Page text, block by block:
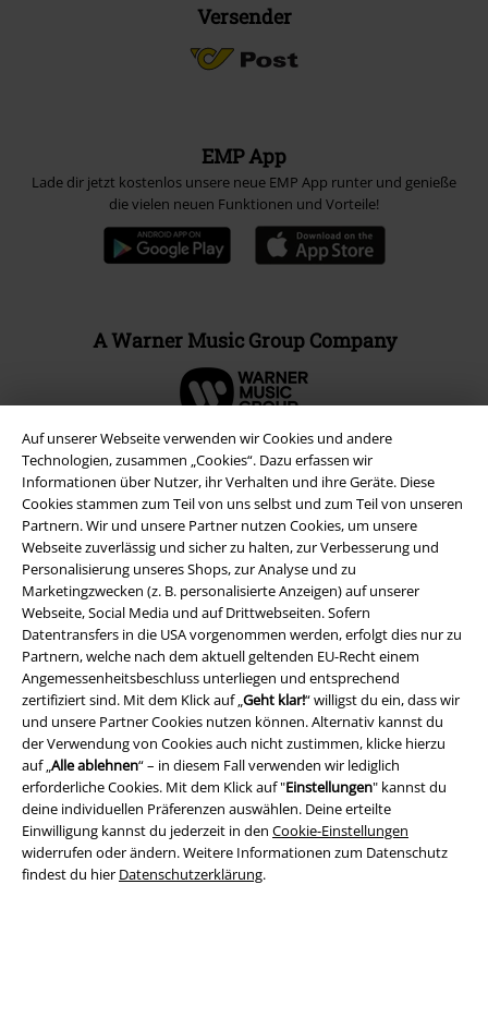
Auf unserer Webseite verwenden wir Cookies und andere
Technologien, zusammen „Cookies“. Dazu erfassen wir
Informationen über Nutzer, ihr Verhalten und ihre Geräte. Diese
Cookies stammen zum Teil von uns selbst und zum Teil von unseren
Partnern. Wir und unsere Partner nutzen Cookies, um unsere
Webseite zuverlässig und sicher zu halten, zur Verbesserung und
Personalisierung unseres Shops, zur Analyse und zu
Marketingzwecken (z. B. personalisierte Anzeigen) auf unserer
Webseite, Social Media und auf Drittwebseiten. Sofern
Datentransfers in die USA vorgenommen werden, erfolgt dies nur zu
Partnern, welche nach dem aktuell geltenden EU-Recht einem
Angemessenheitsbeschluss unterliegen und entsprechend
zertifiziert sind. Mit dem Klick auf „Geht klar!“ willigst du ein, dass wir
und unsere Partner Cookies nutzen können. Alternativ kannst du
der Verwendung von Cookies auch nicht zustimmen, klicke hierzu
auf „Alle ablehnen“ – in diesem Fall verwenden wir lediglich
erforderliche Cookies. Mit dem Klick auf "Einstellungen" kannst du
deine individuellen Präferenzen auswählen. Deine erteilte
Einwilligung kannst du jederzeit in den Cookie-Einstellungen
widerrufen oder ändern. Weitere Informationen zum Datenschutz
findest du hier Datenschutzerklärung.
Versender
EMP App
Lade dir jetzt kostenlos unsere neue EMP App runter und genieße
die vielen neuen Funktionen und Vorteile!
A Warner Music Group Company
Rechtliches
AGB
Impressum
Datenschutz
Entsorgung und Umweltschutz